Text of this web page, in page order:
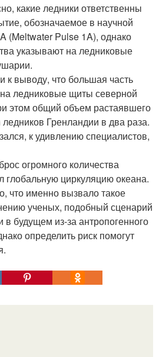
какие ледники ответственны
обозначаемое в научной
(Meltwater Pulse 1A), однако
указывают на ледниковые
к выводу, что большая часть
ледниковые щиты северной
этом общий объем растаявшего
Гренландии в два раза.
к удивлению специалистов,
огромного количества
циркуляцию океана.
что именно вызвало такое
ученых, подобный сценарий
в будущем из-за антропогенного
определить риск помогут